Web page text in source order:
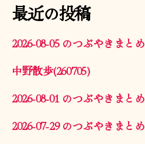
最近の投稿
2026-08-05 のつぶやきまとめ
中野散歩(260705)
2026-08-01 のつぶやきまとめ
2026-07-29 のつぶやきまとめ